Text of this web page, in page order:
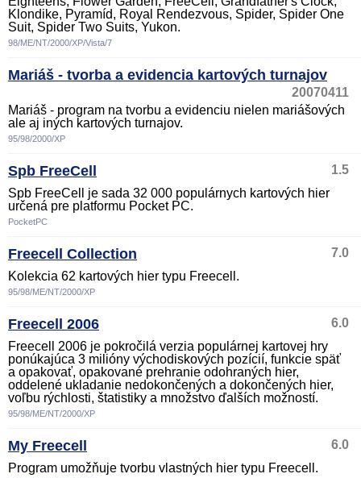
Klondike, Pyramíd, Royal Rendezvous, Spider, Spider One
Suit, Spider Two Suits, Yukon.
98/ME/NT/2000/XP/Vista/7
Mariáš - tvorba a evidencia kartových turnajov
20070411
Mariáš - program na tvorbu a evidenciu nielen mariášových
ale aj iných kartových turnajov.
95/98/2000/XP
Spb FreeCell
1.5
Spb FreeCell je sada 32 000 populárnych kartových hier
určená pre platformu Pocket PC.
PocketPC
Freecell Collection
7.0
Kolekcia 62 kartových hier typu Freecell.
95/98/ME/NT/2000/XP
Freecell 2006
6.0
Freecell 2006 je pokročilá verzia populárnej kartovej hry
ponúkajúca 3 milióny východiskových pozícií, funkcie späť
a opakovať, opakované prehranie odohraných hier,
oddelené ukladanie nedokončených a dokončených hier,
voľbu rýchlosti, štatistiky a množstvo ďalších možností.
95/98/ME/NT/2000/XP
My Freecell
6.0
Program umožňuje tvorbu vlastných hier typu Freecell.